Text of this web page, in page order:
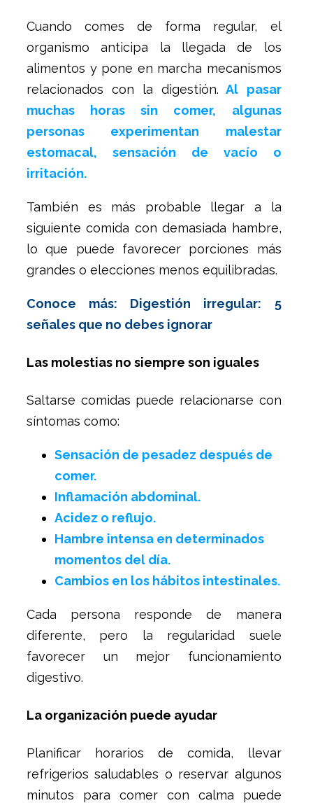
Cuando comes de forma regular, el
organismo anticipa la llegada de los
alimentos y pone en marcha mecanismos
relacionados con la digestión. Al pasar
muchas horas sin comer, algunas
personas experimentan malestar
estomacal, sensación de vacío o
irritación.
También es más probable llegar a la
siguiente comida con demasiada hambre,
lo que puede favorecer porciones más
grandes o elecciones menos equilibradas.
Conoce más: Digestión irregular: 5
señales que no debes ignorar
Las molestias no siempre son iguales
Saltarse comidas puede relacionarse con
síntomas como:
Sensación de pesadez después de
comer.
Inflamación abdominal.
Acidez o reflujo.
Hambre intensa en determinados
momentos del día.
Cambios en los hábitos intestinales.
Cada persona responde de manera
diferente, pero la regularidad suele
favorecer un mejor funcionamiento
digestivo.
La organización puede ayudar
Planificar horarios de comida, llevar
refrigerios saludables o reservar algunos
minutos para comer con calma puede